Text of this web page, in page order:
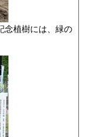
念植樹には、緑の